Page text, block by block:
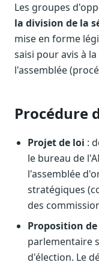
Les groupes
la division de la
mise en forme
saisi pour avis à
l'assemblée
Procédure
Projet de loi :
le bureau de
l'assemblée
stratégiques
des
Proposition
parlementaire
d'élection. Le